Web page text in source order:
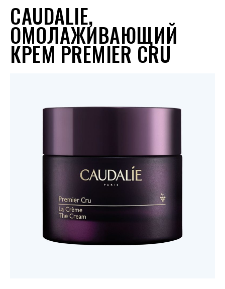
CAUDALIE,
ОМОЛАЖИВАЮЩИЙ
КРЕМ PREMIER CRU